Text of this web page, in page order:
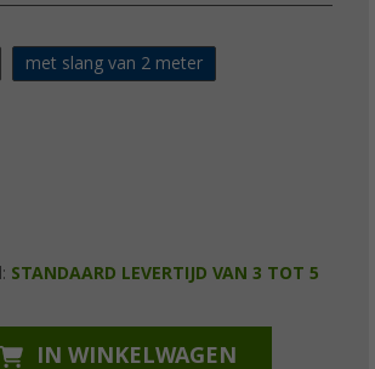
met slang van 2 meter
STANDAARD LEVERTIJD VAN 3 TOT 5
IN WINKELWAGEN